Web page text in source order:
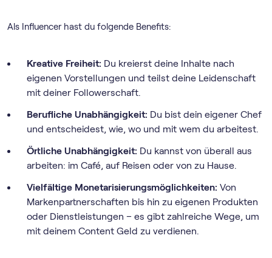
Als Influencer hast du folgende Benefits:
Kreative Freiheit: Du kreierst deine Inhalte nach
eigenen Vorstellungen und teilst deine Leidenschaft
mit deiner Followerschaft.
Berufliche Unabhängigkeit: Du bist dein eigener Chef
und entscheidest, wie, wo und mit wem du arbeitest.
Örtliche Unabhängigkeit: Du kannst von überall aus
arbeiten: im Café, auf Reisen oder von zu Hause.
Vielfältige Monetarisierungsmöglichkeiten: Von
Markenpartnerschaften bis hin zu eigenen Produkten
oder Dienstleistungen – es gibt zahlreiche Wege, um
mit deinem Content Geld zu verdienen.